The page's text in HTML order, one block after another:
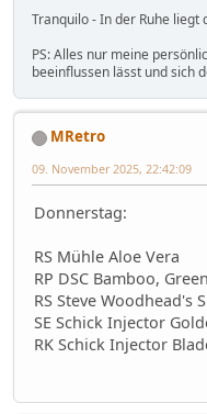
Tranquilo - In der Ruhe liegt
PS: Alles nur meine
beeinflussen lässt und sich
MRetro
09. November 2025, 22:42:09
Donnerstag:
RS Mühle Aloe Vera
RP DSC Bamboo,
RS Steve Woodhead's
SE Schick Injector
RK Schick Injector